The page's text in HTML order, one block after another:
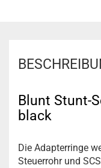
Blunt Stunt-
black
Die Adapterringe
Steuerrohr und